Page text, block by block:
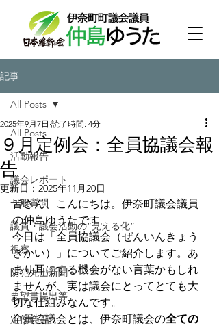
記事
All Posts
活動報告
議会レポート
一般質問
議員・議会活動の“見える化”
視察
防犯丸山新聞
要望書提出等
定例会等
All Posts
９月定例会：全員協議会報
告
2025年9月7日 読了時間: 4分
更新日： 2025年11月20日
皆さん、こんにちは。伊奈町議会議員
の仲島ゆうたです。
今日は「全員協議会（ぜんいんきょう
ぎかい）」についてご紹介します。あ
まり耳にする機会がない言葉かもしれ
ませんが、実は議会にとってとても大
切な仕組みなんです。
全員協議会とは、伊奈町議会の全ての